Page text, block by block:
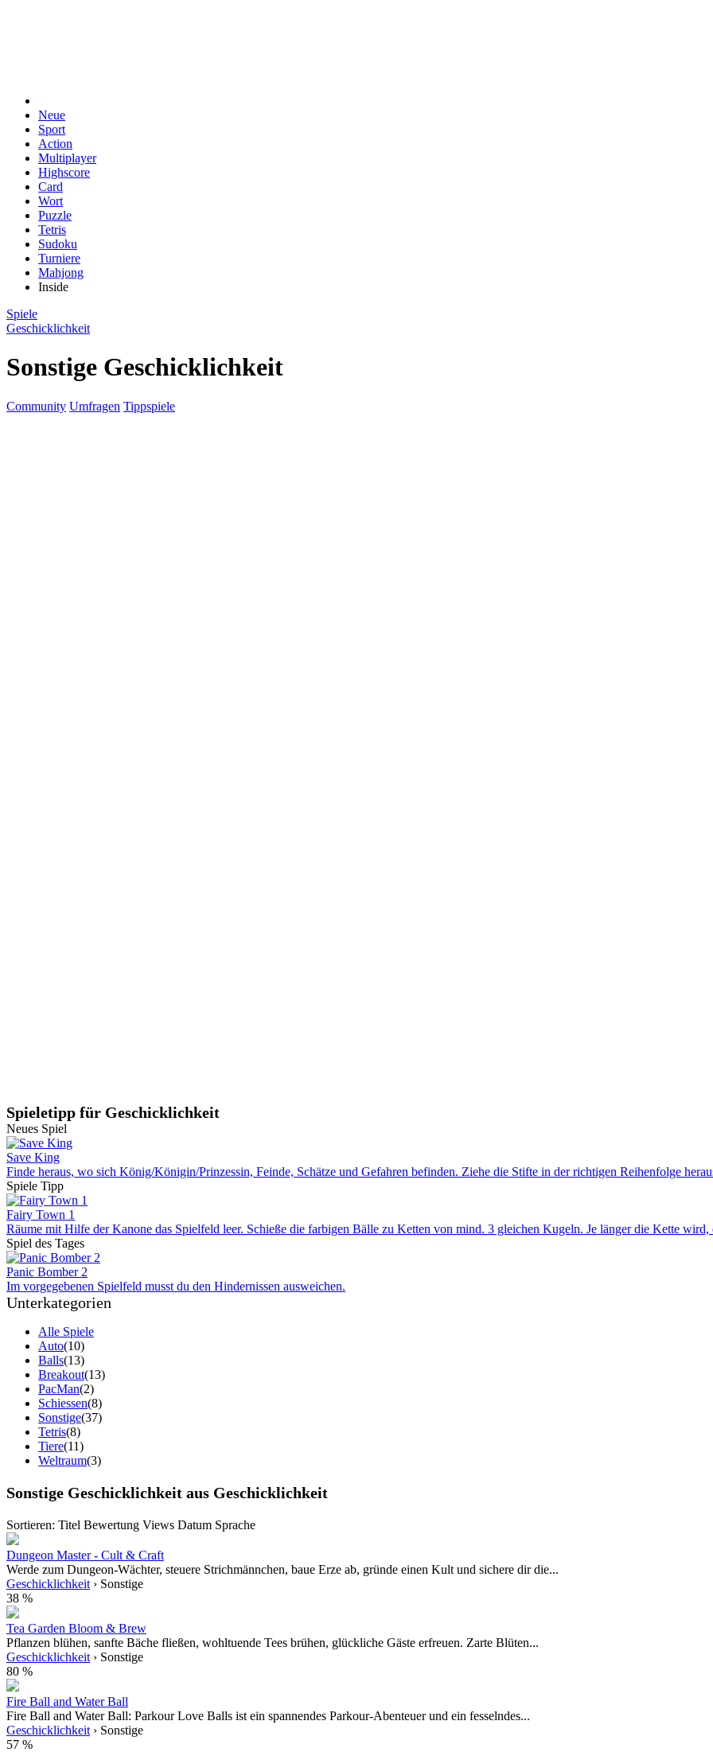
Neue
Sport
Action
Multiplayer
Highscore
Card
Wort
Puzzle
Tetris
Sudoku
Turniere
Mahjong
Inside
Spiele
Geschicklichkeit
Sonstige Geschicklichkeit
Community Umfragen Tippspiele
Spieletipp für Geschicklichkeit
Neues Spiel
Save King
Finde heraus, wo sich König/Königin/Prinzessin, Feinde, Schätze und Gefahren befinden. Ziehe die Stifte in der richtigen Reihenfolge
Spiele Tipp
Fairy Town 1
Räume mit Hilfe der Kanone das Spielfeld leer. Schieße die farbigen Bälle zu Ketten von mind. 3 gleichen Kugeln. Je länger die Kette wird,
Spiel des Tages
Panic Bomber 2
Im vorgegebenen Spielfeld musst du den Hindernissen ausweichen.
Unterkategorien
Alle Spiele
Auto(10)
Balls(13)
Breakout(13)
PacMan(2)
Schiessen(8)
Sonstige(37)
Tetris(8)
Tiere(11)
Weltraum(3)
Sonstige Geschicklichkeit aus Geschicklichkeit
Sortieren: Titel Bewertung Views Datum Sprache
Dungeon Master - Cult & Craft
Werde zum Dungeon-Wächter, steuere Strichmännchen, baue Erze ab, gründe einen Kult und sichere dir die...
Geschicklichkeit › Sonstige
38 %
Tea Garden Bloom & Brew
Pflanzen blühen, sanfte Bäche fließen, wohltuende Tees brühen, glückliche Gäste erfreuen. Zarte Blüten...
Geschicklichkeit › Sonstige
80 %
Fire Ball and Water Ball
Fire Ball and Water Ball: Parkour Love Balls ist ein spannendes Parkour-Abenteuer und ein fesselndes...
Geschicklichkeit › Sonstige
57 %